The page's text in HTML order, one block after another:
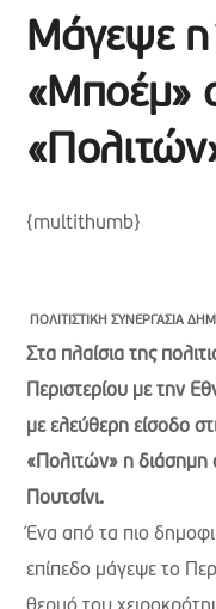
Μάγεψε
«Μποέμ»
{multithumb}
ΠΟΛΙΤΙΣΤΙΚΗ ΣΥΝΕΡΓΑΣΙΑ
Στα πλαίσια της
Περιστερίου με την
με ελεύθερη είσοδο
«Πολιτών» η
Πουτσίνι.
Ένα από τα πιο
επίπεδο μάγεψε το